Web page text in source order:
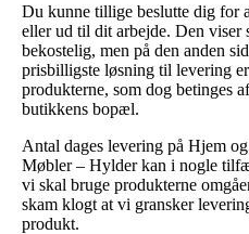
Du kunne tillige beslutte dig for
eller ud til dit arbejde. Den viser
bekostelig, men på den anden
prisbilligste løsning til levering
produkterne, som dog betinges
butikkens bopæl.
Antal dages levering på Hjem
Møbler – Hylder kan i nogle
vi skal bruge produkterne
skam klogt at vi gransker
produkt.